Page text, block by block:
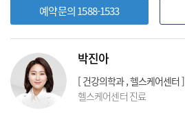
예약문의 1588-1533
박진아
[ 건강의학과 , 헬스케어센터 ]
헬스케어센터 진료